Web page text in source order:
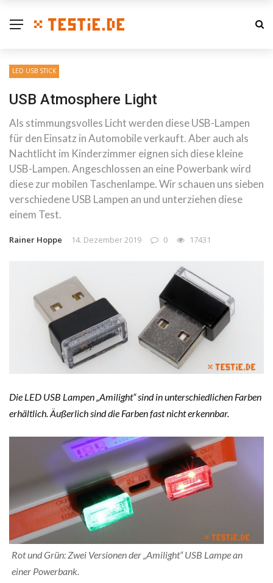
LED USB STICK
USB Atmosphere Light
Als stimmungsvolles Licht werden diese USB-Lampen
für den Einsatz in Automobile verkauft. Aber auch als
Nachtlicht im Kinderzimmer eignen sich diese kleine
USB-Lampen. Angeschlossen an eine Powerbank wird
diese zur mobilen Taschenlampe. Wir schauen uns sieben
verschiedene USB Lampen an und unterziehen diese
einem Test.
Rainer Hoppe 14. Dezember 2019 0 17431
Die LED USB Lampen „Amilight“ sind in unterschiedlichen Farben
erhältlich. Äußerlich sind die Farben fast nicht erkennbar.
Rot und Grün: Zwei Versionen der „Amilight“ USB Lampe an
einer Powerbank.